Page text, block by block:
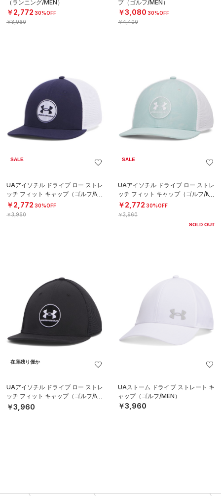
（ランニング/MEN）
￥2,772 30%OFF
￥3,960
プ（ゴルフ/MEN）
￥3,080 30%OFF
￥4,400
SALE
UAアイソチル ドライブ ロー ストレ
ッチ フィット キャップ（ゴルフ/ME
N）
￥2,772 30%OFF
￥3,960
SALE
UAアイソチル ドライブ ロー ストレ
ッチ フィット キャップ（ゴルフ/ME
N）
￥2,772 30%OFF
￥3,960
SOLD OUT
在庫残り僅か
UAアイソチル ドライブ ロー ストレ
ッチ フィット キャップ（ゴルフ/ME
N）
￥3,960
UAストーム ドライブ ストレート キ
ャップ（ゴルフ/MEN）
￥3,960